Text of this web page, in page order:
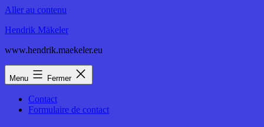
Aller au contenu
Hendrik Mäkeler
www.hendrik.maekeler.eu
Menu Fermer
Contact
Formulaire de contact